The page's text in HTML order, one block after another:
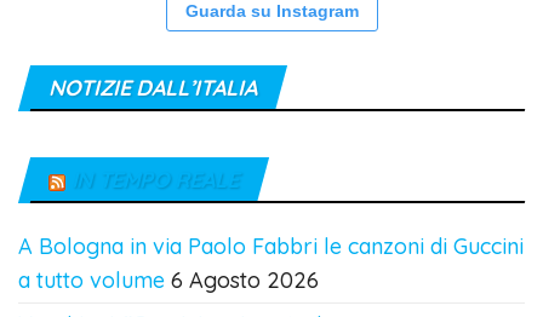
Guarda su Instagram
NOTIZIE DALL’ITALIA
IN TEMPO REALE
A Bologna in via Paolo Fabbri le canzoni di Guccini
a tutto volume 6 Agosto 2026